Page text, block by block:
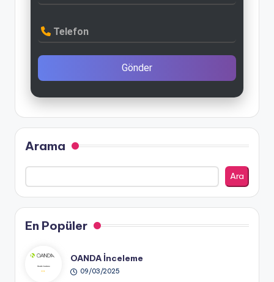
Telefon
Gönder
Arama
Ara
En Popüler
OANDA İnceleme
09/03/2025